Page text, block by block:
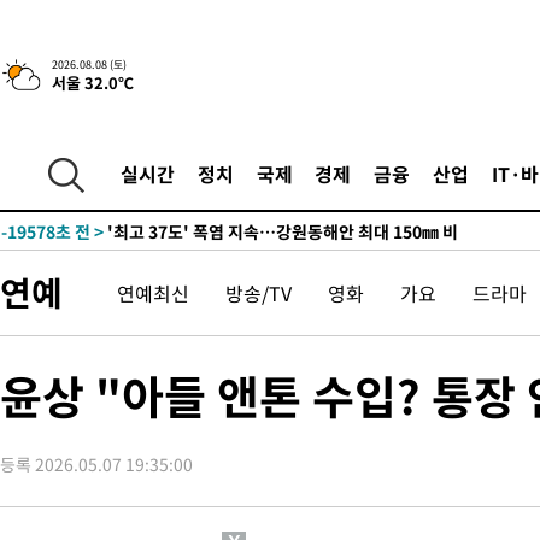
2026.08.08 (토)
서울 32.0℃
실시간 정치 국제 경제 금융 산업 IT·
-30957초 전 >
[속보]'압수수색·성접대 논란' 축구협회 "실망과 걱정 안겨드
-19578초 전 >
-12704초 전 > [속보]뉴욕증시 상승 마감…S&P 0.6% 나스닥 1.3%↑
송"
-19578초 전 >
'최고 37도' 폭염 지속…강원동해안 최대 150㎜ 비
-12704초 전 >[속보]뉴욕증시 상승 마감…S&P 0.6% 나스닥 1.3%↑
연예 연예최신 방송/TV 영화 가요 드라마
윤상 "아들 앤톤 수입? 통장
등록 2026.05.07 19:35:00